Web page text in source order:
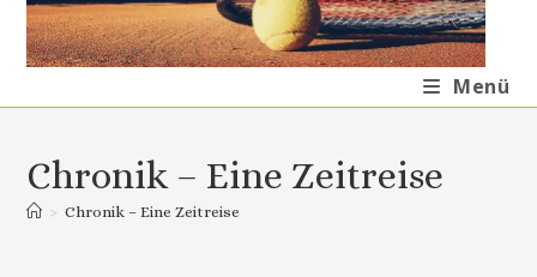
Menü
Chronik – Eine Zeitreise
> Chronik – Eine Zeitreise